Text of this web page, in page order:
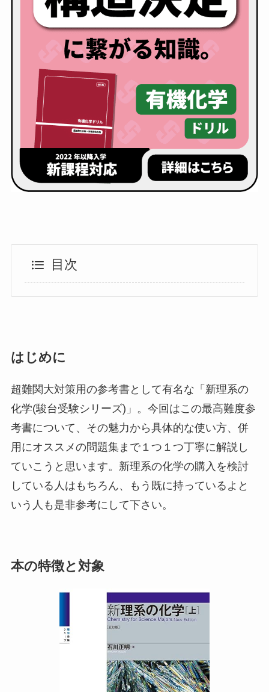
目次
はじめに
超難関大対策用の参考書として有名な「新理系の
化学(駿台受験シリーズ)」。今回はこの最高難度参
考書について、その魅力から具体的な使い方、併
用にオススメの問題集まで１つ１つ丁寧に解説し
ていこうと思います。新理系の化学の購入を検討
している人はもちろん、もう既に持っているよと
いう人も是非参考にして下さい。
本の特徴と対象